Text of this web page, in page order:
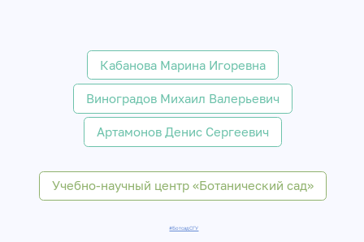
Кабанова Марина Игоревна
Виноградов Михаил Валерьевич
Артамонов Денис Сергеевич
Учебно-научный центр «Ботанический сад»
#БотсадСГУ